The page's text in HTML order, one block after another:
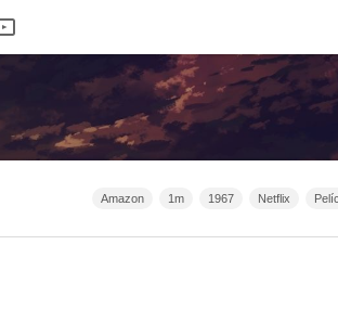
Netflix
1967
1m
Amazon